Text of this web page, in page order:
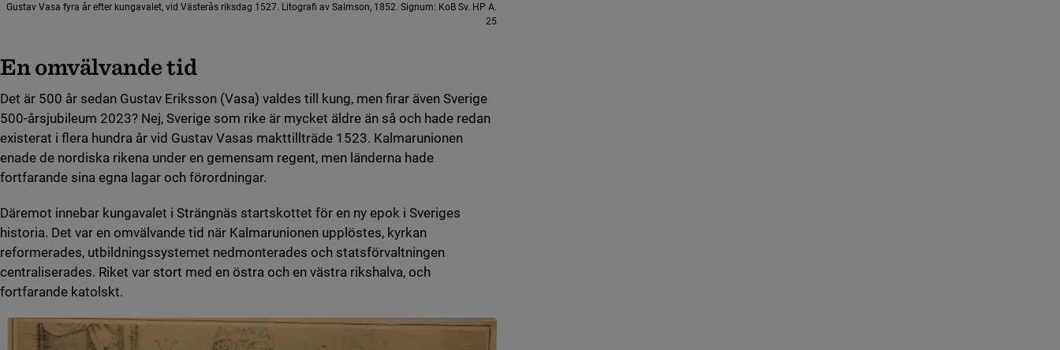
Gustav Vasa fyra år efter kungavalet, vid Västerås riksdag 1527. Litografi av Salmson, 1852. Signum: KoB Sv. HP A.
25
En omvälvande tid
Det är 500 år sedan Gustav Eriksson (Vasa) valdes till kung, men firar även Sverige
500-årsjubileum 2023? Nej, Sverige som rike är mycket äldre än så och hade redan
existerat i flera hundra år vid Gustav Vasas makttillträde 1523. Kalmarunionen
enade de nordiska rikena under en gemensam regent, men länderna hade
fortfarande sina egna lagar och förordningar.
Däremot innebar kungavalet i Strängnäs startskottet för en ny epok i Sveriges
historia. Det var en omvälvande tid när Kalmarunionen upplöstes, kyrkan
reformerades, utbildningssystemet nedmonterades och statsförvaltningen
centraliserades. Riket var stort med en östra och en västra rikshalva, och
fortfarande katolskt.